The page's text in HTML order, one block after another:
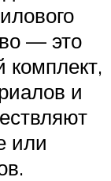
— это
комплект,
и
или